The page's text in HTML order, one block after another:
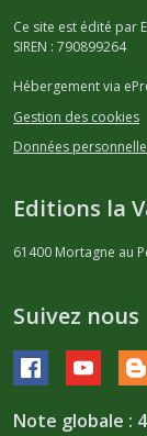
Ce site est édité par
SIREN : 790899264
Hébergement via
Gestion des cookies
Données
Editions la
61400 Mortagne au
Suivez nous
Note globale :